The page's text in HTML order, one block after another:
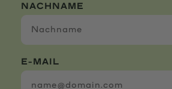
NACHNAME
E-MAIL